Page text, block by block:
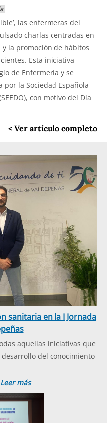
las enfermeras del
charlas centradas en
la promoción de hábitos
Esta iniciativa
de Enfermería y se
por la Sociedad Española
con motivo del Día
Ver artículo completo >
sanitaria en la I Jornada
aquellas iniciativas que
del conocimiento
Leer más